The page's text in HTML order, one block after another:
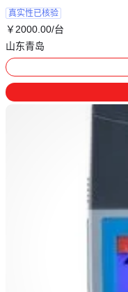
真实性已核验
￥ 2000 .00/台
山东青岛